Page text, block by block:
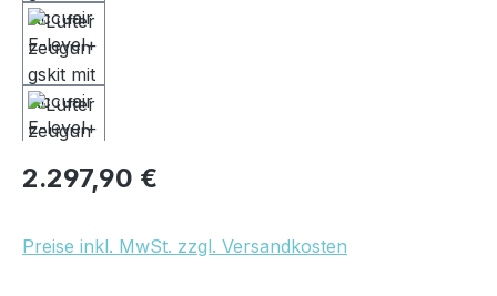
Regulärer Preis:
2.297,90 €
Preise inkl. MwSt. zzgl. Versandkosten